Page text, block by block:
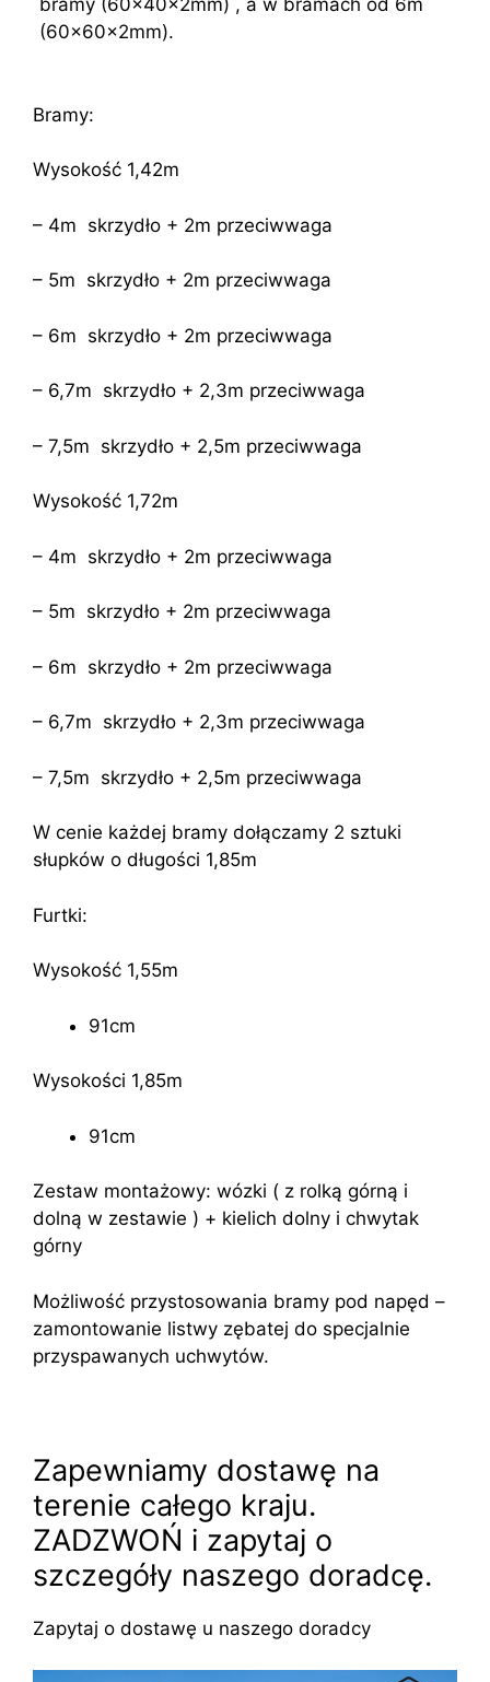
(60x60x2mm).
Bramy:
Wysokość 1,42m
– 4m skrzydło + 2m przeciwwaga
– 5m skrzydło + 2m przeciwwaga
– 6m skrzydło + 2m przeciwwaga
– 6,7m skrzydło + 2,3m przeciwwaga
– 7,5m skrzydło + 2,5m przeciwwaga
Wysokość 1,72m
– 4m skrzydło + 2m przeciwwaga
– 5m skrzydło + 2m przeciwwaga
– 6m skrzydło + 2m przeciwwaga
– 6,7m skrzydło + 2,3m przeciwwaga
– 7,5m skrzydło + 2,5m przeciwwaga
W cenie każdej bramy dołączamy 2 sztuki
słupków o długości 1,85m
Furtki:
Wysokość 1,55m
91cm
Wysokości 1,85m
91cm
Zestaw montażowy: wózki ( z rolką górną i
dolną w zestawie ) + kielich dolny i chwytak
górny
Możliwość przystosowania bramy pod napęd –
zamontowanie listwy zębatej do specjalnie
przyspawanych uchwytów.
Zapewniamy dostawę na
terenie całego kraju.
ZADZWOŃ i zapytaj o
szczegóły naszego doradcę.
Zapytaj o dostawę u naszego doradcy